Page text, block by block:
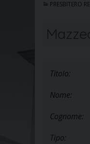
PRESBITERO
Titolo:
Nome:
Cognome:
Tipo: